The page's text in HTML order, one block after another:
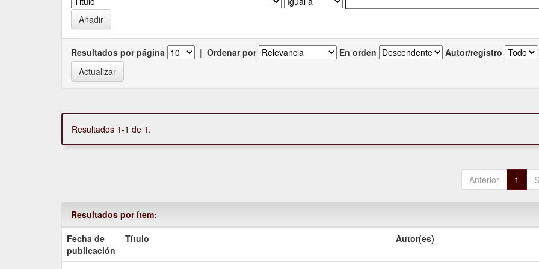
Resultados por página | Ordenar por En orden Autor/registro
Resultados 1-1 de 1.
Anterior 1
Resultados por ítem:
Fecha de
publicación
Título Autor(es)